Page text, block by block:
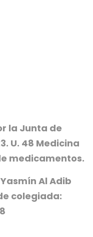
la Junta de
U. 48 Medicina
medicamentos.
Al Adib
colegiada: